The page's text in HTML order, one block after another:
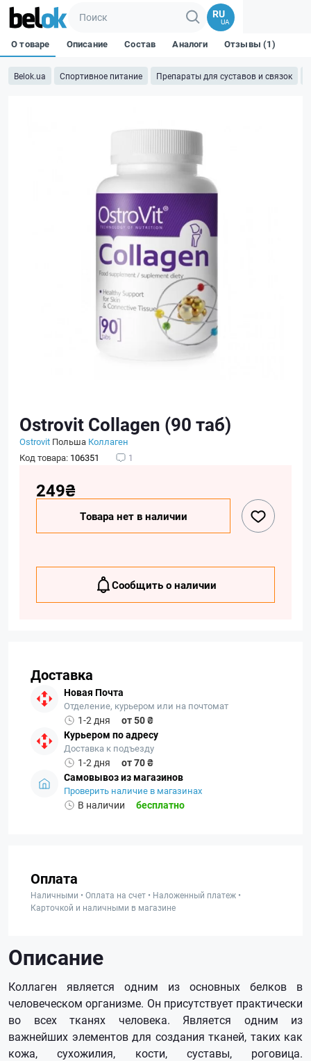
RU
UA
Belok.ua Спортивное питание Препараты для суставов и связок
О товаре Описание Состав Аналоги Отзывы (1)
Ostrovit Collagen (90 таб)
Ostrovit Польша Коллаген
Код товара: 106351 1
249₴
Товара нет в наличии
Сообщить о наличии
Доставка
Новая Почта
Отделение, курьером или на почтомат
1-2 дня
от 50 ₴
Курьером по адресу
Доставка к подъезду
1-2 дня
от 70 ₴
Самовывоз из магазинов
Проверить наличие в магазинах
В наличии бесплатно
Оплата
Наличными • Оплата на счет • Наложенный платеж •
Карточкой и наличными в магазине
Описание
Коллаген является одним из основных белков в
человеческом организме. Он присутствует практически
во всех тканях человека. Является одним из
важнейших элементов для создания тканей, таких как
кожа, сухожилия, кости, суставы, роговица.